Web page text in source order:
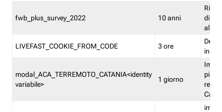
fwb_plus_survey_2022 10 anni
di
LIVEFAST_COOKIE_FROM_CODE 3 ore
in
modal_ACA_TERREMOTO_CATANIA<identity
variabile>
1 giorno
più